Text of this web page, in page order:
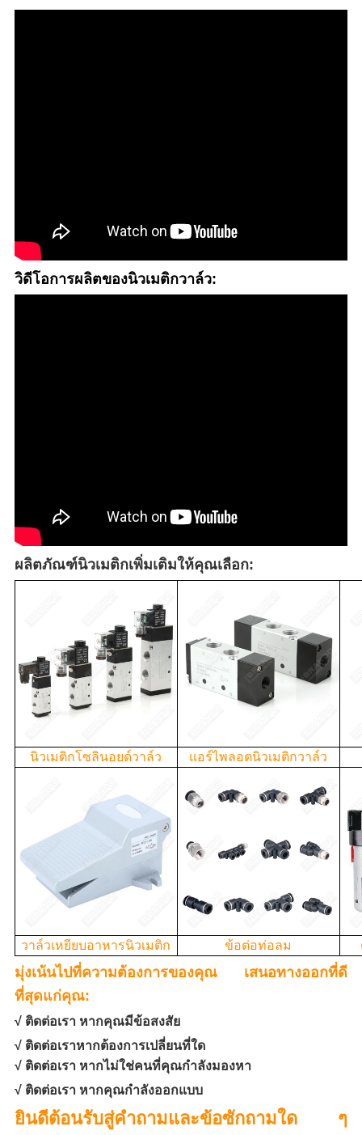
วิดีโอการผลิตของนิวเมติกวาล์ว:
ผลิตภัณฑ์นิวเมติกเพิ่มเติมให้คุณเลือก:
นิวเมติกโซลินอยด์วาล์ว แอร์ไพลอตนิวเมติกวาล์ว
วาล์วเหยียบอาหารนิวเมติก ข้อต่อท่อลม
มุ่งเน้นไปที่ความต้องการของคุณ เสนอทางออกที่ดี
ที่สุดแก่คุณ:
√ ติดต่อเรา หากคุณมีข้อสงสัย
√ ติดต่อเราหากต้องการเปลี่ยนที่ใด
√ ติดต่อเรา หากไม่ใช่คนที่คุณกำลังมองหา
√ ติดต่อเรา หากคุณกำลังออกแบบ
ยินดีต้อนรับสู่คำถามและข้อซักถามใด ๆ